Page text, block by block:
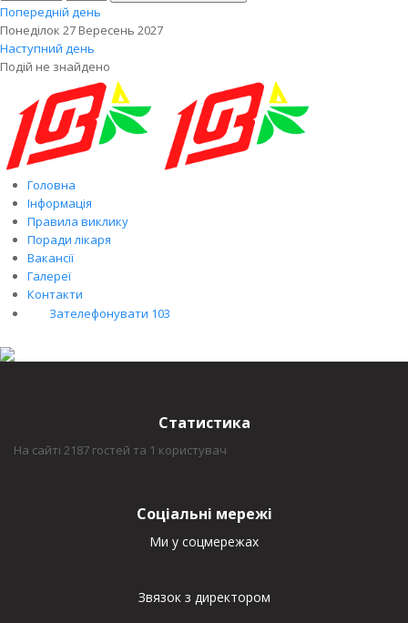
Попередній день
Понеділок 27 Вересень 2027
Наступний день
Подій не знайдено
Головна
Інформація
Правила виклику
Поради лікаря
Вакансії
Галереї
Контакти
Зателефонувати 103
Статистика
На сайті 2187 гостей та 1 користувач
Соціальні мережі
Ми у соцмережах
Звязок з директором